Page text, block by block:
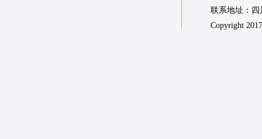
联系地址：四
Copyright